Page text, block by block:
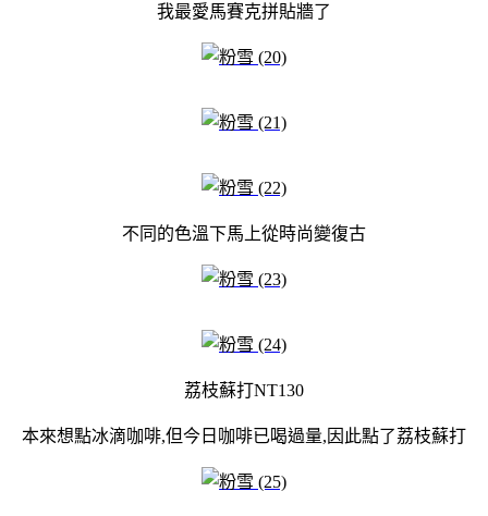
我最愛馬賽克拼貼牆了
不同的色溫下馬上從時尚變復古
荔枝蘇打NT130
本來想點冰滴咖啡,但今日咖啡已喝過量,因此點了荔枝蘇打